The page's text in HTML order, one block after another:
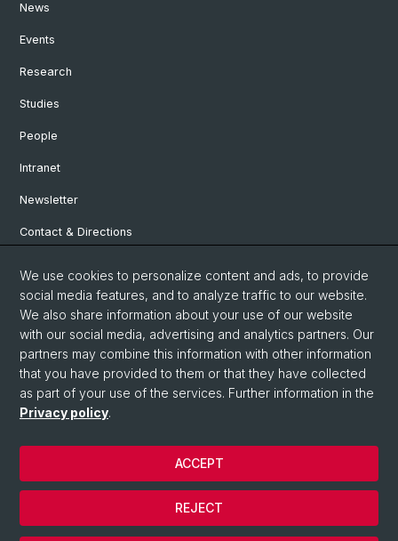
News
Events
Research
Studies
People
Intranet
Newsletter
Contact & Directions
Social Media
Facebook
Instagram
© University of Basel
We use cookies to personalize content and ads, to provide
social media features, and to analyze traffic to our website.
We also share information about your use of our website
with our social media, advertising and analytics partners. Our
partners may combine this information with other information
that you have provided to them or that they have collected
as part of your use of the services. Further information in the
Privacy policy.
REJECT
ACCEPT